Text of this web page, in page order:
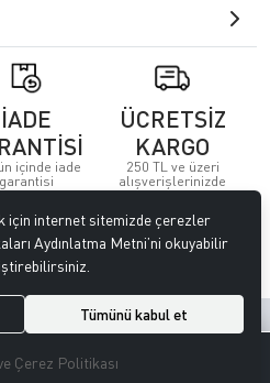
İADE
içinde iade
garantisi
ÜCRETSİZ
KARGO
250 TL ve üzeri
alışverişlerinizde
. Tüm hakları saklıdır.
tarafımızdan yapılmıştır.
için internet sitemizde çerezler
Aydınlatma Metni’ni okuyabilir
Tümünü kabul et
Çerez Politikası